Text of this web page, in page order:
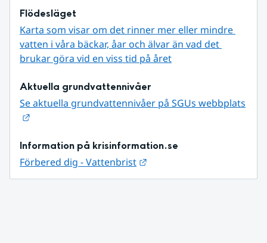
Flödesläget
Karta som visar om det rinner mer eller mindre
vatten i våra bäckar, åar och älvar än vad det
brukar göra vid en viss tid på året
Aktuella grundvattennivåer
Se aktuella grundvattennivåer på SGUs webbplats
Information på krisinformation.se
Förbered dig - Vattenbrist